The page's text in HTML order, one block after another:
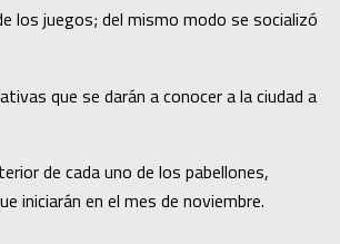
los juegos; del mismo modo se socializó
que se darán a conocer a la ciudad a
de cada uno de los pabellones,
iniciarán en el mes de noviembre.